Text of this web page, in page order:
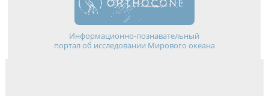
Информационно-познавательный
портал об исследовании Мирового океана